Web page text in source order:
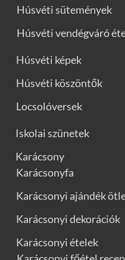
Húsvéti sütemények
Húsvéti vendégváró
Húsvéti képek
Húsvéti köszöntők
Locsolóversek
Iskolai szünetek
Karácsony
Karácsonyfa
Karácsonyi ajándék
Karácsonyi dekorációk
Karácsonyi ételek